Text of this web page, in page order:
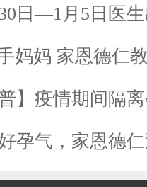
日—1月5日医
妈妈 家恩德仁
普】疫情期间隔
孕气，家恩德